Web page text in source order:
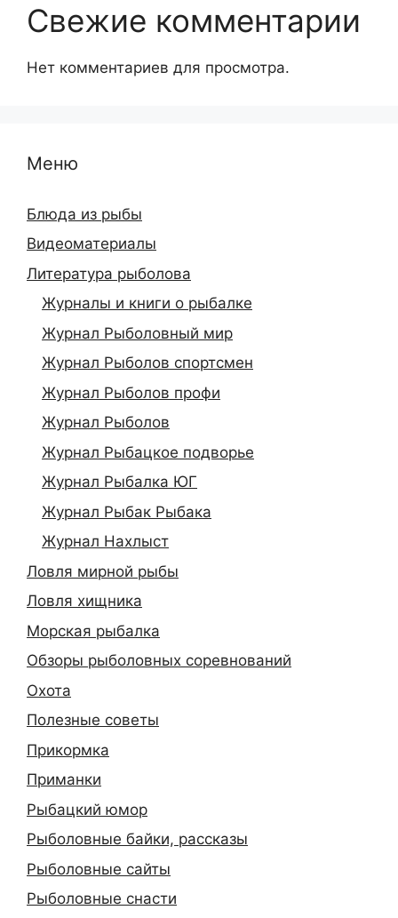
Свежие комментарии
Нет комментариев для просмотра.
Меню
Блюда из рыбы
Видеоматериалы
Литература рыболова
Журналы и книги о рыбалке
Журнал Рыболовный мир
Журнал Рыболов спортсмен
Журнал Рыболов профи
Журнал Рыболов
Журнал Рыбацкое подворье
Журнал Рыбалка ЮГ
Журнал Рыбак Рыбака
Журнал Нахлыст
Ловля мирной рыбы
Ловля хищника
Морская рыбалка
Обзоры рыболовных соревнований
Охота
Полезные советы
Прикормка
Приманки
Рыбацкий юмор
Рыболовные байки, рассказы
Рыболовные сайты
Рыболовные снасти